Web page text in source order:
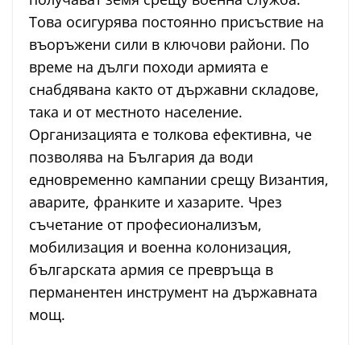
Това осигурява постоянно присъствие на
въоръжени сили в ключови райони. По
време на дълги походи армията е
снабдявана както от държавни складове,
така и от местното население.
Организацията е толкова ефективна, че
позволява на България да води
едновременно кампании срещу Византия,
аварите, франките и хазарите. Чрез
съчетание от професионализъм,
мобилизация и военна колонизация,
българската армия се превръща в
перманентен инструмент на държавната
мощ.